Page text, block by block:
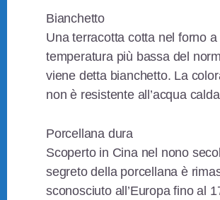
Bianchetto
Una terracotta cotta nel forno a
temperatura più bassa del
viene detta bianchetto. La
non è resistente all’acqua
Porcellana dura
Scoperto in Cina nel nono
segreto della porcellana è
sconosciuto all’Europa fino al